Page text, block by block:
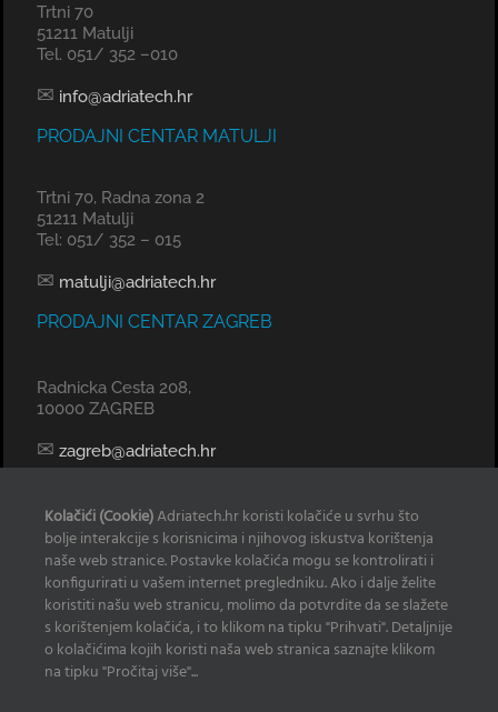
Trtni 70
51211 Matulji
Tel. 051/ 352 –010
✉ info@adriatech.hr
PRODAJNI CENTAR MATULJI
Trtni 70, Radna zona 2
51211 Matulji
Tel: 051/ 352 – 015
✉ matulji@adriatech.hr
PRODAJNI CENTAR ZAGREB
Radnicka Cesta 208,
10000 ZAGREB
✉ zagreb@adriatech.hr
Tel: 098 329 239
✉radan@adriatech.hr
INFO
Kolačići (Cookie)Adriatech.hr koristi kolačiće u svrhu što
bolje interakcije s korisnicima i njihovog iskustva korištenja
naše web stranice. Postavke kolačića mogu se kontrolirati i
konfigurirati u vašem internet pregledniku. Ako i dalje želite
koristiti našu web stranicu, molimo da potvrdite da se slažete
s korištenjem kolačića, i to klikom na tipku "Prihvati". Detaljnije
o kolačićima kojih koristi naša web stranica saznajte klikom
na tipku "Pročitaj više"...